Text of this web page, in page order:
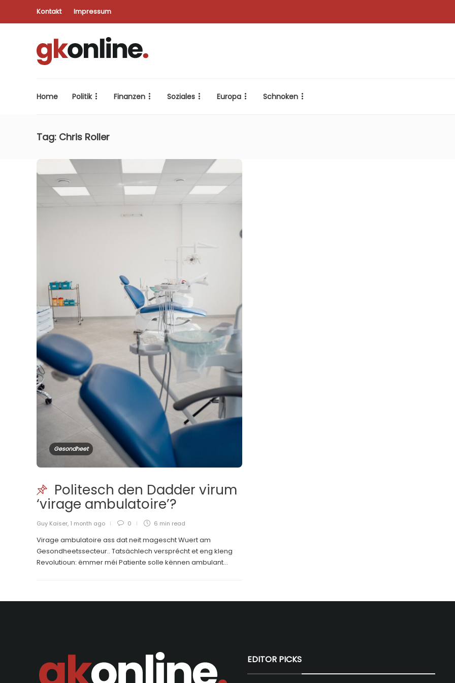
Kontakt Impressum
Home Politik Finanzen Soziales Europa Schnoken
Tag: Chris Roller
Gesondheet
Politesch den Dadder virum
‘virage ambulatoire’?
Guy Kaiser, 1 month ago 0 6 min read
Virage ambulatoire ass dat neit magescht Wuert am
Gesondheetssecteur.. Tatsächlech versprécht et eng kleng
Revolutioun: ëmmer méi Patiente solle kënnen ambulant...
EDITOR PICKS